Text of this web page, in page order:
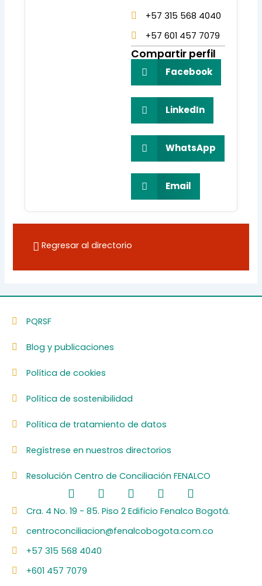
+57 315 568 4040
+57 601 457 7079
Compartir perfil
Facebook
LinkedIn
WhatsApp
Email
Regresar al directorio
PQRSF
Blog y publicaciones
Política de cookies
Política de sostenibilidad
Política de tratamiento de datos
Regístrese en nuestros directorios
Resolución Centro de Conciliación FENALCO
F
a
c
e
b
o
o
k
L
i
n
e
d
i
I
n
s
t
a
Y
o
u
u
S
p
o
i
Cra. 4 No. 19 - 85. Piso 2 Edificio Fenalco Bogotá.
centroconciliacion@fenalcobogota.com.co
+57 315 568 4040
+601 457 7079